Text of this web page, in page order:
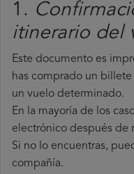
1.
itinerario del
Este documento es
has comprado un
un vuelo determinado.
En la mayoría de los
electrónico después de
Si no lo encuentras,
compañía.